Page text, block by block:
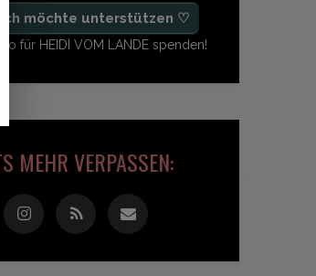
ich möchte unterstützen ♡
für HEIDI VOM LANDE spenden!
MEHR VERPASSEN: